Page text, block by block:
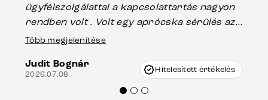
ügyfélszolgálattal a kapcsolattartás nagyon
rendben volt . Volt egy aprócska sérülés az
asztal talpánál, ami szállításkor
nagyon korrekten jártak el az ügyemben.
Mindenkinek ajánlani tudom a Delife
Több megjelenítése
Judit Bognár
2026.07.08 Hitelesített értékelés